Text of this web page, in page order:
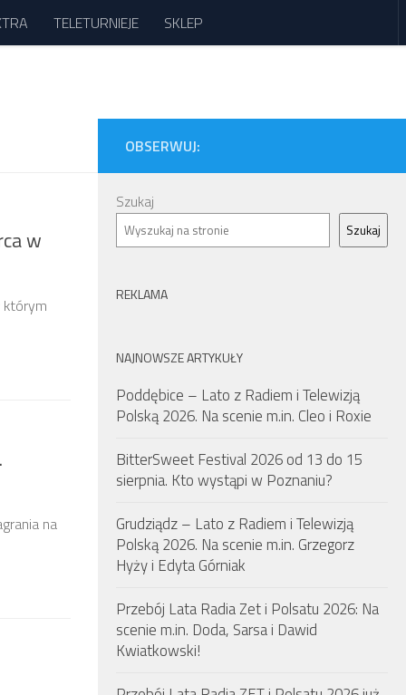
TELETURNIEJE SKLEP
w
którym
na
OBSERWUJ:
Szukaj
Szukaj
REKLAMA
NAJNOWSZE ARTYKUŁY
Poddębice – Lato z Radiem i Telewizją
Polską 2026. Na scenie m.in. Cleo i Roxie
BitterSweet Festival 2026 od 13 do 15
sierpnia. Kto wystąpi w Poznaniu?
Grudziądz – Lato z Radiem i Telewizją
Polską 2026. Na scenie m.in. Grzegorz
Hyży i Edyta Górniak
Przebój Lata Radia Zet i Polsatu 2026: Na
scenie m.in. Doda, Sarsa i Dawid
Kwiatkowski!